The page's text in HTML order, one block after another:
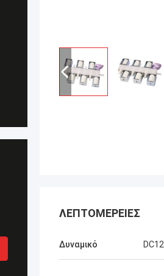
ΛΕΠΤΟΜΈΡΕΙΕΣ
Δυναμικό